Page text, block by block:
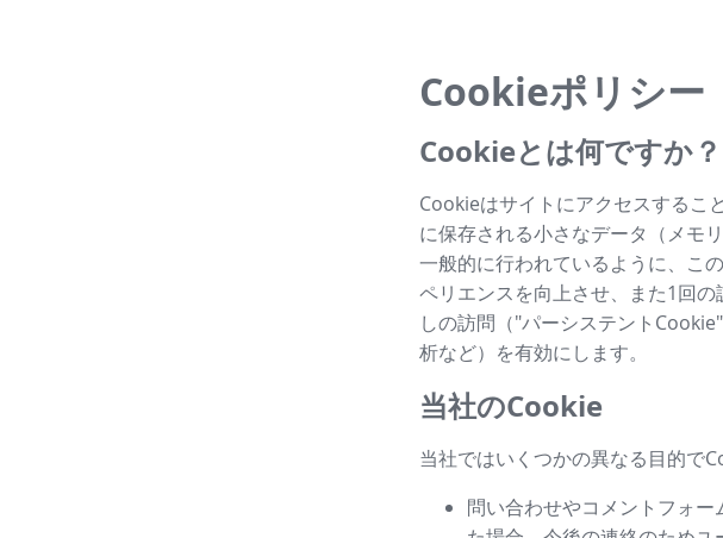
Cookieポリシー
Cookieとは何ですか？
Cookieはサイトにアクセスするこ
に保存される小さなデータ（メモ
一般的に行われているように、こ
ペリエンスを向上させ、また1回
しの訪問（"パーシステント
析など）を有効にします。
当社のCookie
当社ではいくつかの異なる目的で
問い合わせやコメントフォ